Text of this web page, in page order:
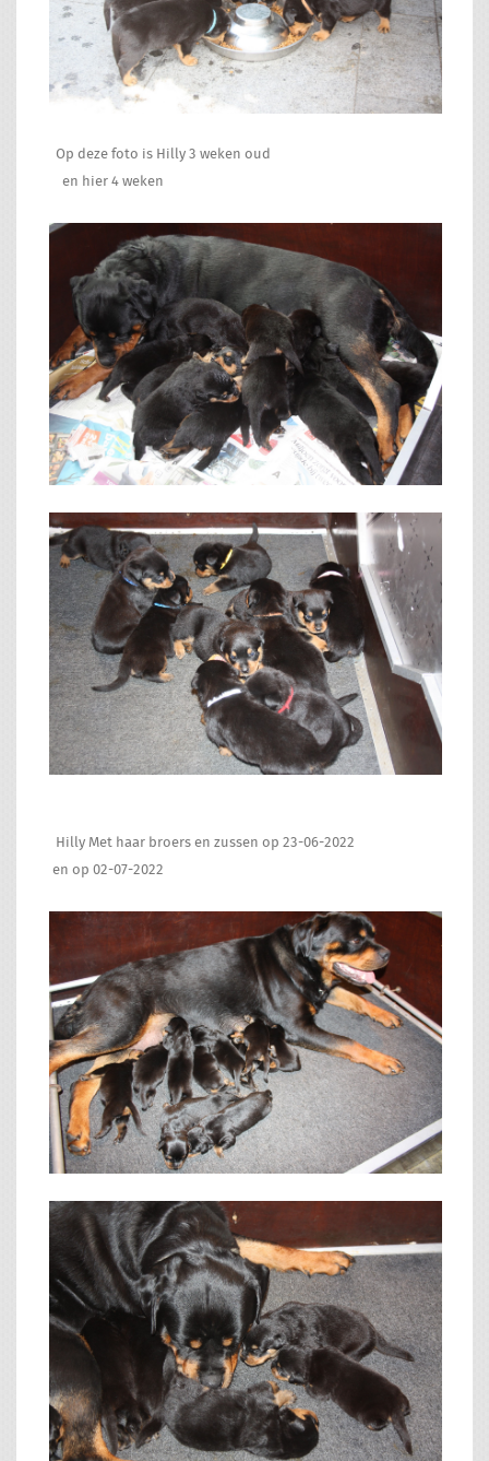
Op deze foto is Hilly 3 weken oud
en hier 4 weken
Hilly Met haar broers en zussen op 23-06-2022
en op 02-07-2022